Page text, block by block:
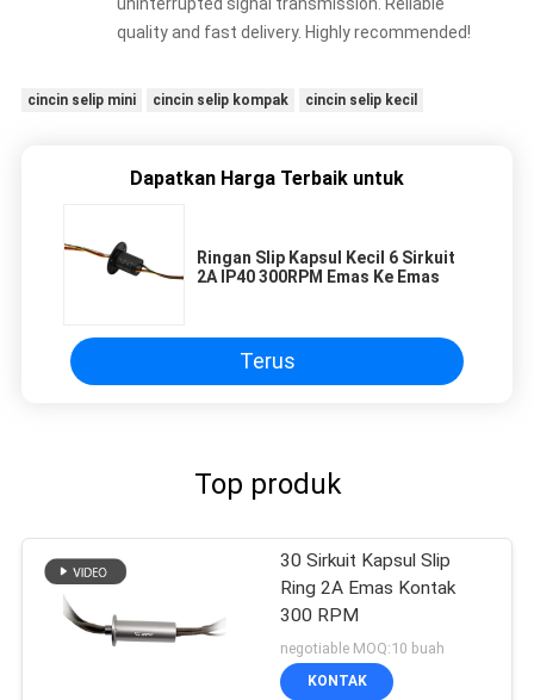
quality and fast delivery. Highly recommended!
cincin selip mini cincin selip kompak cincin selip kecil
Dapatkan Harga Terbaik untuk
Ringan Slip Kapsul Kecil 6 Sirkuit
2A IP40 300RPM Emas Ke Emas
Terus
Top produk
30 Sirkuit Kapsul Slip
Ring 2A Emas Kontak
300 RPM
negotiable MOQ:10 buah
KONTAK